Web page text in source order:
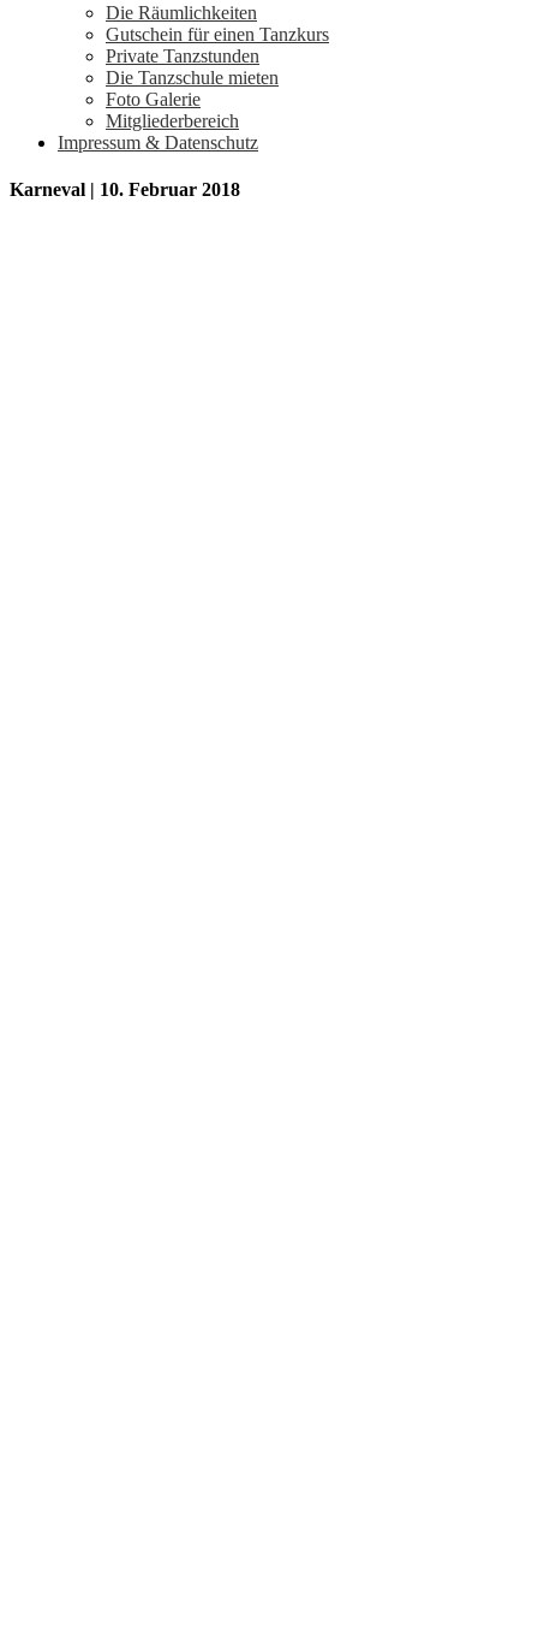
Die Räumlichkeiten
Gutschein für einen Tanzkurs
Private Tanzstunden
Die Tanzschule mieten
Foto Galerie
Mitgliederbereich
Impressum & Datenschutz
Karneval | 10. Februar 2018